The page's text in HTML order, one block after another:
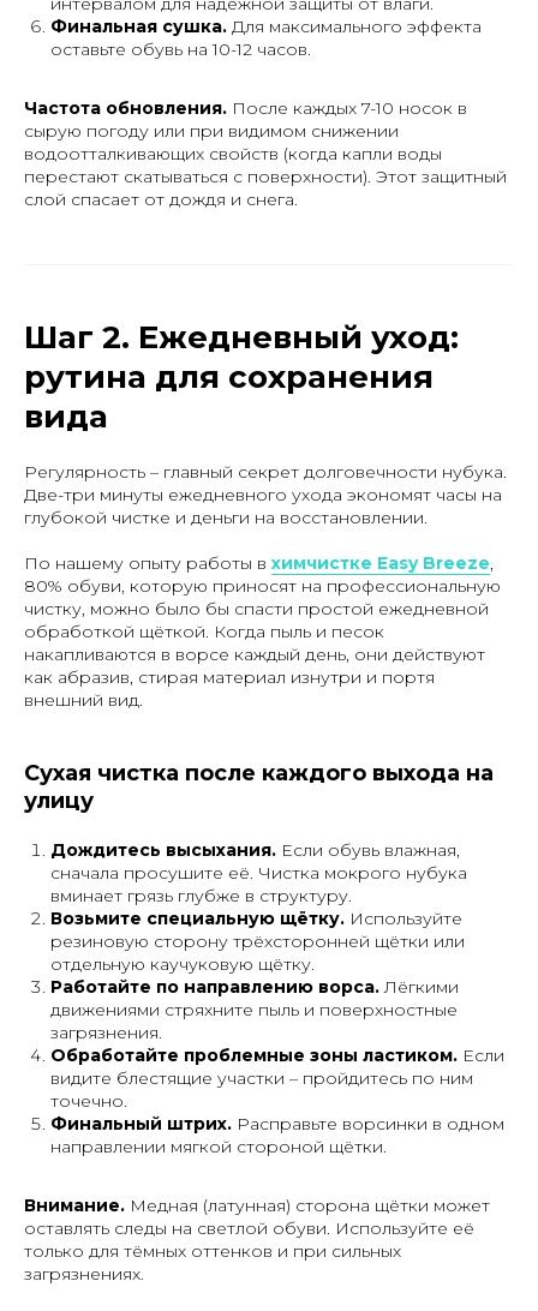
Финальная сушка. Для максимального эффекта
оставьте обувь на 10-12 часов.
Частота обновления. После каждых 7-10 носок в
сырую погоду или при видимом снижении
водоотталкивающих свойств (когда капли воды
перестают скатываться с поверхности). Этот защитный
слой спасает от дождя и снега.
Шаг 2. Ежедневный уход:
рутина для сохранения
вида
Регулярность – главный секрет долговечности нубука.
Две-три минуты ежедневного ухода экономят часы на
глубокой чистке и деньги на восстановлении.
По нашему опыту работы в химчистке Easy Breeze,
80% обуви, которую приносят на профессиональную
чистку, можно было бы спасти простой ежедневной
обработкой щёткой. Когда пыль и песок
накапливаются в ворсе каждый день, они действуют
как абразив, стирая материал изнутри и портя
внешний вид.
Сухая чистка после каждого выхода на
улицу
Дождитесь высыхания. Если обувь влажная,
сначала просушите её. Чистка мокрого нубука
вминает грязь глубже в структуру.
Возьмите специальную щётку. Используйте
резиновую сторону трёхсторонней щётки или
отдельную каучуковую щётку.
Работайте по направлению ворса.Лёгкими
движениями стряхните пыль и поверхностные
загрязнения.
Обработайте проблемные зоны ластиком. Если
видите блестящие участки – пройдитесь по ним
точечно.
Финальный штрих. Расправьте ворсинки в одном
направлении мягкой стороной щётки.
Внимание. Медная (латунная) сторона щётки может
оставлять следы на светлой обуви. Используйте её
только для тёмных оттенков и при сильных
загрязнениях.